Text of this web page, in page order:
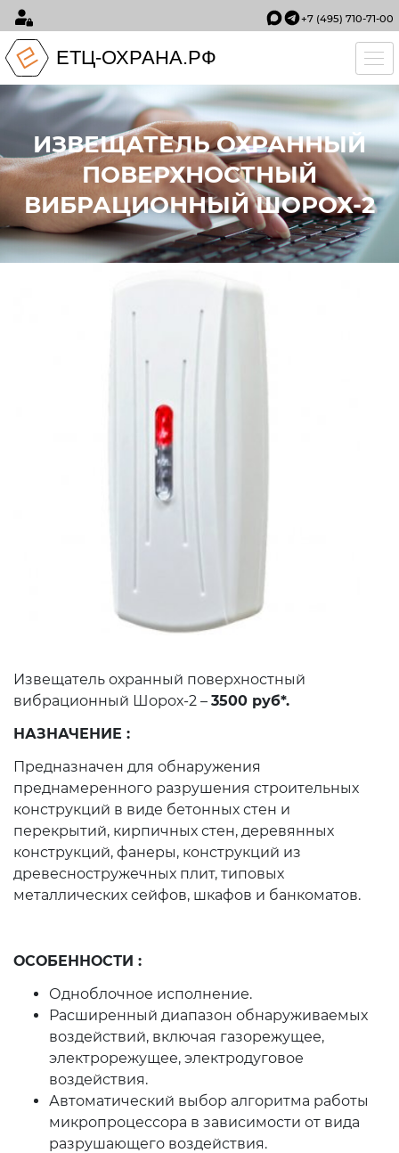
+7 (495) 710-71-00
ЕТЦ-ОХРАНА.РФ
ИЗВЕЩАТЕЛЬ ОХРАННЫЙ
ПОВЕРХНОСТНЫЙ
ВИБРАЦИОННЫЙ ШОРОХ-2
Извещатель охранный поверхностный
вибрационный Шорох-2 – 3500 руб*.
НАЗНАЧЕНИЕ :
Предназначен для обнаружения
преднамеренного разрушения строительных
конструкций в виде бетонных стен и
перекрытий, кирпичных стен, деревянных
конструкций, фанеры, конструкций из
древесностружечных плит, типовых
металлических сейфов, шкафов и банкоматов.
ОСОБЕННОСТИ :
Одноблочное исполнение.
Расширенный диапазон обнаруживаемых
воздействий, включая газорежущее,
электрорежущее, электродуговое
воздействия.
Автоматический выбор алгоритма работы
микропроцессора в зависимости от вида
разрушающего воздействия.